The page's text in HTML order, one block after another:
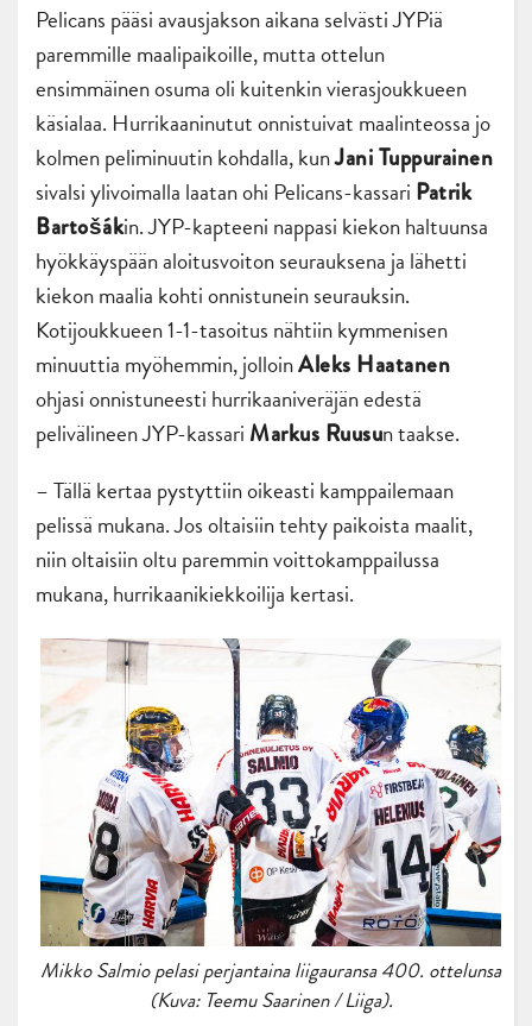
Pelicans pääsi avausjakson aikana selvästi JYPiä
paremmille maalipaikoille, mutta ottelun
ensimmäinen osuma oli kuitenkin vierasjoukkueen
käsialaa. Hurrikaaninutut onnistuivat maalinteossa jo
kolmen peliminuutin kohdalla, kunJani Tuppurainen
sivalsi ylivoimalla laatan ohi Pelicans-kassari Patrik
Bartošákin. JYP-kapteeni nappasi kiekon haltuunsa
hyökkäyspään aloitusvoiton seurauksena ja lähetti
kiekon maalia kohti onnistunein seurauksin.
Kotijoukkueen 1-1-tasoitus nähtiin kymmenisen
minuuttia myöhemmin, jolloinAleks Haatanen
ohjasi onnistuneesti hurrikaaniveräjän edestä
pelivälineen JYP-kassari Markus Ruusun taakse.
– Tällä kertaa pystyttiin oikeasti kamppailemaan
pelissä mukana. Jos oltaisiin tehty paikoista maalit,
niin oltaisiin oltu paremmin voittokamppailussa
mukana, hurrikaanikiekkoilija kertasi.
Mikko Salmio pelasi perjantaina liigauransa 400. ottelunsa
(Kuva: Teemu Saarinen / Liiga).